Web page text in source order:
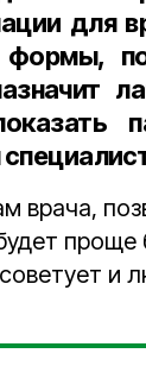
для
формы,
врача,
и